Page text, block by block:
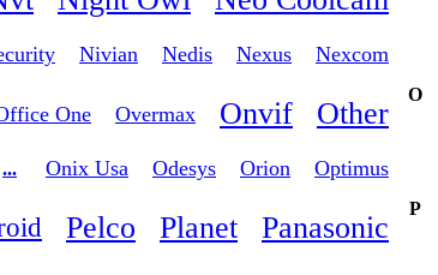
Nexcom
Nexus
Nedis
Nivian
O
Other
Onvif
Overmax
One
Optimus
Orion
Odesys
Onix Usa
...
P
Panasonic
Planet
Pelco